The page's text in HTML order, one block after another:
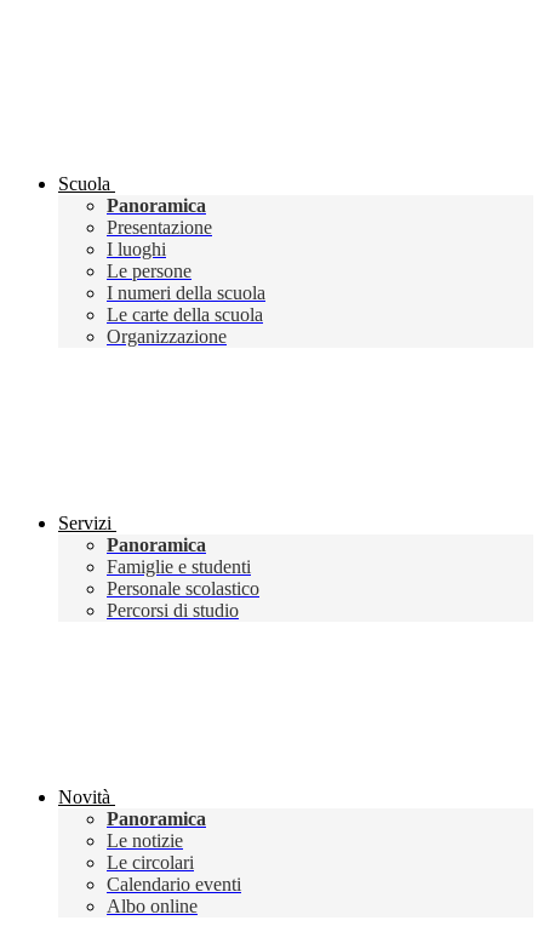
Scuola
Panoramica
Presentazione
I luoghi
Le persone
I numeri della scuola
Le carte della scuola
Organizzazione
Servizi
Panoramica
Famiglie e studenti
Personale scolastico
Percorsi di studio
Novità
Panoramica
Le notizie
Le circolari
Calendario eventi
Albo online